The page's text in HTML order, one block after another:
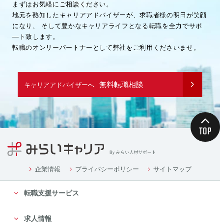
まずはお気軽にご相談ください。
地元を熟知したキャリアアドバイザーが、求職者様の明日が笑顔
になり、
そして豊かなキャリアライフとなる転職を全力でサポ
―ト致します。
転職のオンリーパートナーとして弊社をご利用くださいませ。
キャリアアドバイザーへ 無料転職相談
企業情報 プライバシーポリシー サイトマップ
転職支援サービス
求人情報